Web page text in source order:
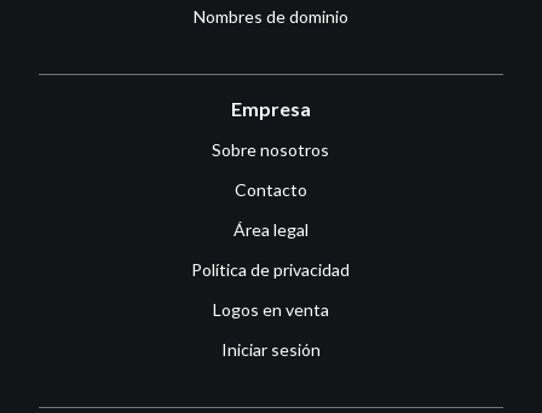
Nombres de dominio
Empresa
Sobre nosotros
Contacto
Área legal
Política de privacidad
Logos en venta
Iniciar sesión